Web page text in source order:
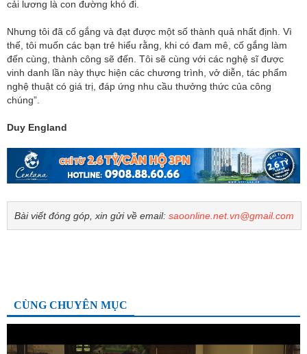
cải lương là con đường khó đi.
Nhưng tôi đã cố gắng và đạt được một số thành quả nhất định. Vì
thế, tôi muốn các bạn trẻ hiểu rằng, khi có đam mê, cố gắng làm
đến cùng, thành công sẽ đến. Tôi sẽ cùng với các nghệ sĩ được
vinh danh lần này thực hiện các chương trình, vở diễn, tác phẩm
nghệ thuật có giá trị, đáp ứng nhu cầu thưởng thức của công
chúng”.
Duy England
Bài viết đóng góp, xin gửi về email: saoonline.net.vn@gmail.com
CÙNG CHUYÊN MỤC